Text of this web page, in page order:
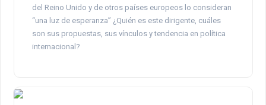
del Reino Unido y de otros países europeos lo consideran
“una luz de esperanza” ¿Quién es este dirigente, cuáles
son sus propuestas, sus vínculos y tendencia en política
internacional?